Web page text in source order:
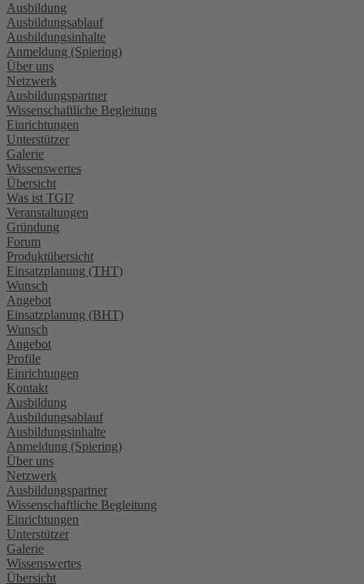
Ausbildung
Ausbildungsablauf
Ausbildungsinhalte
Anmeldung (Spiering)
Über uns
Netzwerk
Ausbildungspartner
Wissenschaftliche Begleitung
Einrichtungen
Unterstützer
Galerie
Wissenswertes
Übersicht
Was ist TGI?
Veranstaltungen
Gründung
Forum
Produktübersicht
Einsatzplanung (THT)
Wunsch
Angebot
Einsatzplanung (BHT)
Wunsch
Angebot
Profile
Einrichtungen
Kontakt
Ausbildung
Ausbildungsablauf
Ausbildungsinhalte
Anmeldung (Spiering)
Über uns
Netzwerk
Ausbildungspartner
Wissenschaftliche Begleitung
Einrichtungen
Unterstützer
Galerie
Wissenswertes
Übersicht